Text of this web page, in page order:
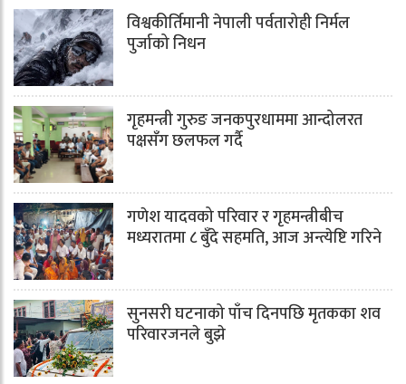
विश्वकीर्तिमानी नेपाली पर्वतारोही निर्मल
पुर्जाको निधन
गृहमन्त्री गुरुङ जनकपुरधाममा आन्दोलरत
पक्षसँग छलफल गर्दै
गणेश यादवको परिवार र गृहमन्त्रीबीच
मध्यरातमा ८ बुँदे सहमति, आज अन्त्येष्टि गरिने
सुनसरी घटनाको पाँच दिनपछि मृतकका शव
परिवारजनले बुझे